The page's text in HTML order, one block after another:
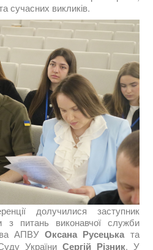
сучасних викликів.
долучилися заступник
з питань виконавчої служби
АПВУОксана Русецьката
України Сергій Різник. У